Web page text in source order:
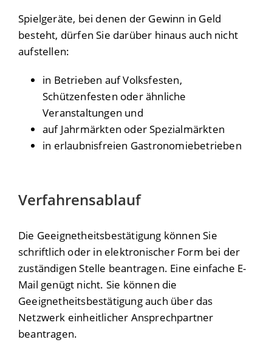
Spielgeräte, bei denen der Gewinn in Geld
besteht, dürfen Sie darüber hinaus auch nicht
aufstellen:
in Betrieben auf Volksfesten,
Schützenfesten oder ähnliche
Veranstaltungen und
auf Jahrmärkten oder Spezialmärkten
in erlaubnisfreien Gastronomiebetrieben
Verfahrensablauf
Die Geeignetheitsbestätigung können Sie
schriftlich oder in elektronischer Form bei der
zuständigen Stelle beantragen. Eine einfache E-
Mail genügt nicht. Sie können die
Geeignetheitsbestätigung auch über das
Netzwerk einheitlicher Ansprechpartner
beantragen.